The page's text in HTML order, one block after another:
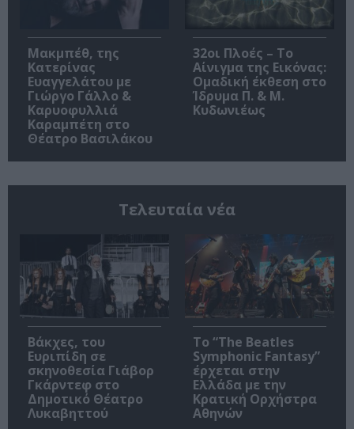
Μακμπέθ, της
Κατερίνας
Ευαγγελάτου με
Γιώργο Γάλλο &
Καρυοφυλλιά
Καραμπέτη στο
Θέατρο Βασιλάκου
32οι Πλοές – Το
Αίνιγμα της Εικόνας:
Ομαδική έκθεση στο
Ίδρυμα Π. & Μ.
Κυδωνιέως
Τελευταία νέα
Βάκχες, του
Ευριπίδη σε
σκηνοθεσία Γιάβορ
Γκάρντεφ στο
Δημοτικό Θέατρο
Λυκαβηττού
Το “The Beatles
Symphonic Fantasy”
έρχεται στην
Ελλάδα με την
Κρατική Ορχήστρα
Αθηνών